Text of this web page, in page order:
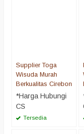
Supplier Toga
Wisuda Murah
Berkualitas Cirebon
*Harga Hubungi
CS
Tersedia